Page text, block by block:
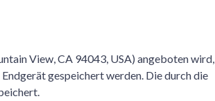
View, CA 94043, USA) angeboten wird,
gespeichert werden. Die durch die